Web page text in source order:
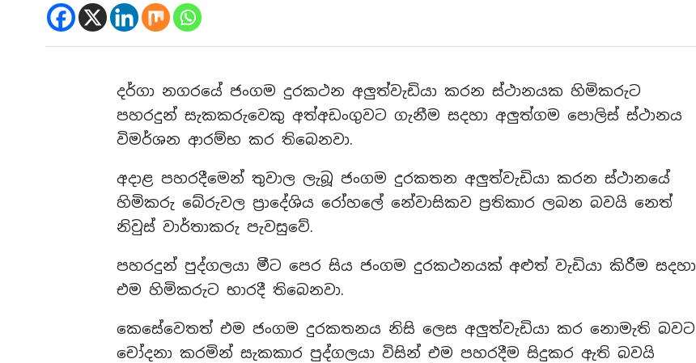
දර්ගා නගරයේ ජංගම දුරකථන අලුත්වැඩියා කරන ස්ථානයක හිමිකරුට
පහරදුන් සැකකරුවෙකු අත්අඩංගුවට ගැනීම සදහා අලුත්ගම පොලිස් ස්ථානය
විමර්ශන ආරම්භ කර තිබෙනවා.
අදාළ පහරදීමෙන් තුවාල ලැබූ ජංගම දුරකතන අලුත්වැඩියා කරන ස්ථානයේ
හිමිකරු බේරුවල ප්‍රාදේශිය රෝහලේ නේවාසිකව ප්‍රතිකාර ලබන බවයි නෙත්
නිවුස් වාර්තාකරු පැවසුවේ.
පහරදුන් පුද්ගලයා මීට පෙර සිය ජංගම දුරකථනයක් අළුත් වැඩියා කිරීම සදහා
එම හිමිකරුට භාරදී තිබෙනවා.
කෙසේවෙතත් එම ජංගම දුරකතනය නිසි ලෙස අලුත්වැඩියා කර නොමැති බවට
චෝදනා කරමින් සැකකාර පුද්ගලයා විසින් එම පහරදීම සිදුකර ඇති බවයි